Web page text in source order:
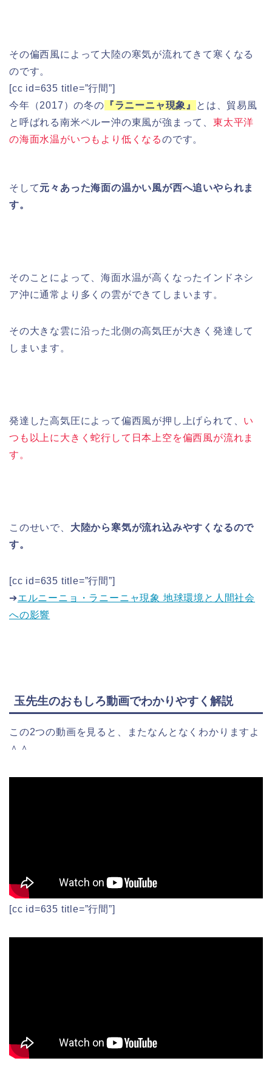
その偏西風によって大陸の寒気が流れてきて寒くなる
のです。
[cc id=635 title=”行間”]
今年（2017）の冬の 『ラニーニャ現象』
とは、貿易風
と呼ばれる南米ペルー沖の東風が強まって、 東太平洋
の海面水温がいつもより低くなるのです。
そして元々あった海面の温かい風が西へ追いやられま
す。
そのことによって、海面水温が高くなったインドネシ
ア沖に通常より多くの雲ができてしまいます。
その大きな雲に沿った北側の高気圧が大きく発達して
しまいます。
発達した高気圧によって偏西風が押し上げられて、 い
つも以上に大きく蛇行して日本上空を偏西風が流れま
す。
このせいで、 大陸から寒気が流れ込みやすくなるので
す。
[cc id=635 title=”行間”]
➔エルニーニョ・ラニーニャ現象 地球環境と人間社会
への影響
玉先生のおもしろ動画でわかりやすく解説
この2つの動画を見ると、またなんとなくわかりますよ
＾＾
[cc id=635 title=”行間”]